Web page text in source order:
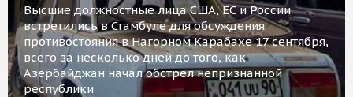
Высшие должностные лица США, ЕС и России
встретились в Стамбуле для обсуждения
противостояния в Нагорном Карабахе 17 сентября,
всего за несколько дней до того, как
Азербайджан начал обстрел непризнанной
республики